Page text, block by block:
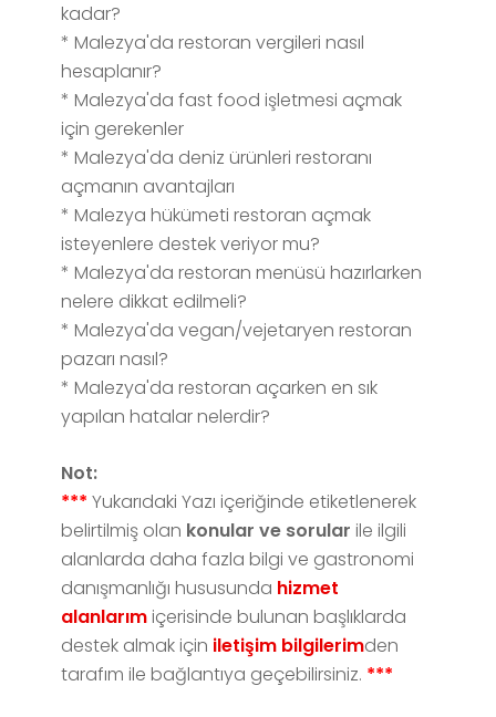
kadar?
* Malezya'da restoran vergileri nasıl
hesaplanır?
* Malezya'da fast food işletmesi açmak
için gerekenler
* Malezya'da deniz ürünleri restoranı
açmanın avantajları
* Malezya hükümeti restoran açmak
isteyenlere destek veriyor mu?
* Malezya'da restoran menüsü hazırlarken
nelere dikkat edilmeli?
* Malezya'da vegan/vejetaryen restoran
pazarı nasıl?
* Malezya'da restoran açarken en sık
yapılan hatalar nelerdir?
Not:
***Yukarıdaki Yazı içeriğinde etiketlenerek
belirtilmiş olan konular ve sorular ile ilgili
alanlarda daha fazla bilgi ve gastronomi
danışmanlığı hususunda hizmet
alanlarımiçerisinde bulunan başlıklarda
destek almak için iletişim bilgilerimden
tarafım ile bağlantıya geçebilirsiniz. ***